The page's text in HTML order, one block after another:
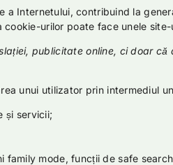
Internetului, contribuind la
urilor poate face unele
publicitate online, ci doar
unui utilizator prin intermediul
și servicii;
family mode, funcții de safe